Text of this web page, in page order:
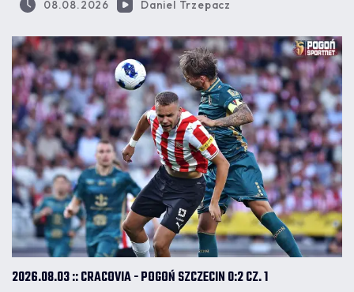
08.08.2026 Daniel Trzepacz
2026.08.03 :: CRACOVIA - POGOŃ SZCZECIN 0:2 CZ. 1